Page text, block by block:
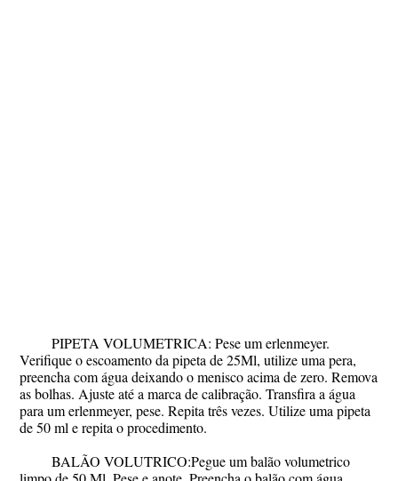
PIPETA VOLUMETRICA: Pese um erlenmeyer.
Verifique o escoamento da pipeta de 25Ml, utilize uma pera,
preencha com água deixando o menisco acima de zero. Remova
as bolhas. Ajuste até a marca de calibração. Transfira a água
para um erlenmeyer, pese. Repita três vezes. Utilize uma pipeta
de 50 ml e repita o procedimento.
BALÃO VOLUTRICO:Pegue um balão volumetrico